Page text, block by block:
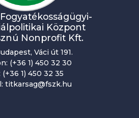
Központ
Nonprofit Kft.
Váci út 191.
(+36 1) 450 32 30
(+36 1) 450 32 35
titkarsag@fszk.hu